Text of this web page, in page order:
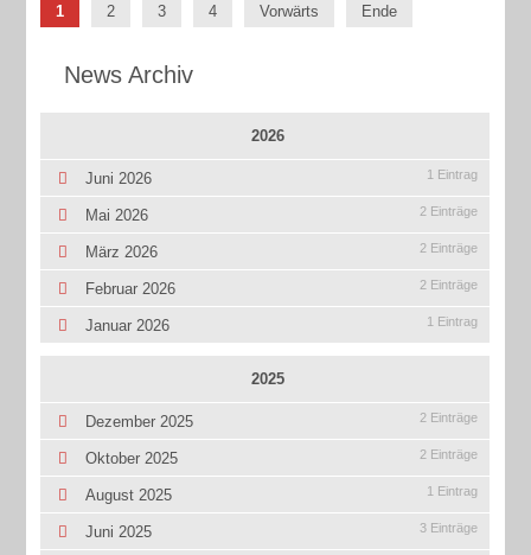
1 2 3 4 Vorwärts Ende
News Archiv
2026
Juni 2026 1 Eintrag
Mai 2026 2 Einträge
März 2026 2 Einträge
Februar 2026 2 Einträge
Januar 2026 1 Eintrag
2025
Dezember 2025 2 Einträge
Oktober 2025 2 Einträge
August 2025 1 Eintrag
Juni 2025 3 Einträge